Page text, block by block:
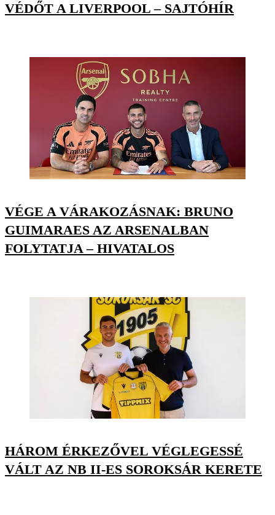
VÉDŐT A LIVERPOOL – SAJTÓHÍR
VÉGE A VÁRAKOZÁSNAK: BRUNO
GUIMARAES AZ ARSENALBAN
FOLYTATJA – HIVATALOS
HÁROM ÉRKEZŐVEL VÉGLEGESSÉ
VÁLT AZ NB II-ES SOROKSÁR KERETE